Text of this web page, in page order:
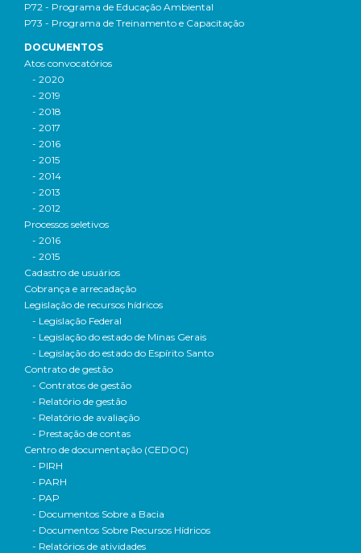
P72 - Programa de Educação Ambiental
P73 - Programa de Treinamento e Capacitação
DOCUMENTOS
Atos convocatórios
- 2020
- 2019
- 2018
- 2017
- 2016
- 2015
- 2014
- 2013
- 2012
Processos seletivos
- 2016
- 2015
Cadastro de usuários
Cobrança e arrecadação
Legislação de recursos hídricos
- Legislação Federal
- Legislação do estado de Minas Gerais
- Legislação do estado do Espírito Santo
Contrato de gestão
- Contratos de gestão
- Relatório de gestão
- Relatório de avaliação
- Prestação de contas
Centro de documentação (CEDOC)
- PIRH
- PARH
- PAP
- Documentos Sobre a Bacia
- Documentos Sobre Recursos Hídricos
- Relatórios de atividades